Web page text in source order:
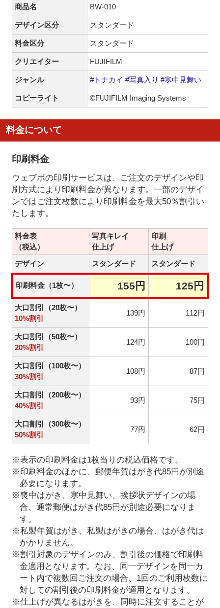
商品名 BW-010
デザイン区分 スタンダード
料金区分 スタンダード
クリエイター FUJIFILM
ジャンル #トナカイ #写真入り #寒中見舞い
コピーライト ©FUJIFILM Imaging Systems
料金について
印刷料金
ウェブポの印刷サービスは、ご注文のデザインや印
刷方式により印刷料金が異なります。一部のデザイ
ンではご注文枚数により印刷料金を最大50％割引い
たします。
料金表
（税込）
写真キレイ
仕上げ
印刷
仕上げ
デザイン
スタンダード スタンダード
印刷料金（1枚〜） 155円 125円
大口割引（20枚〜）
10%割引
139円 112円
大口割引（50枚〜）
20%割引
124円 100円
大口割引（100枚〜）
30%割引
108円 87円
大口割引（200枚〜）
40%割引
93円 75円
大口割引（300枚〜）
50%割引
77円 62円
※表示の印刷料金は1枚当りの税込価格です。
※印刷料金のほかに、郵便年賀はがき代85円が別途
必要になります。
※喪中はがき、寒中見舞い、挨拶状デザインの場
合、通常郵便はがき代85円が別途必要になりま
す。
※私製年賀はがき、私製はがきの場合、はがき代は
かかりません。
※割引対象のデザインのみ、割引後の価格で印刷料
金適用となります。なお、同一デザインを同一カ
ート内で複数回ご注文の場合、1回のご利用枚数に
対しての割引後の印刷料金が適用となります。
※仕上げが異なるはがきを、同時に注文することが